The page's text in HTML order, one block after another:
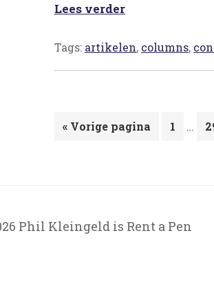
Lees verder
Tags: artikelen, columns,
« Ga
Vorige pagina Pagina
1 …
Phil Kleingeld is Rent a Pen